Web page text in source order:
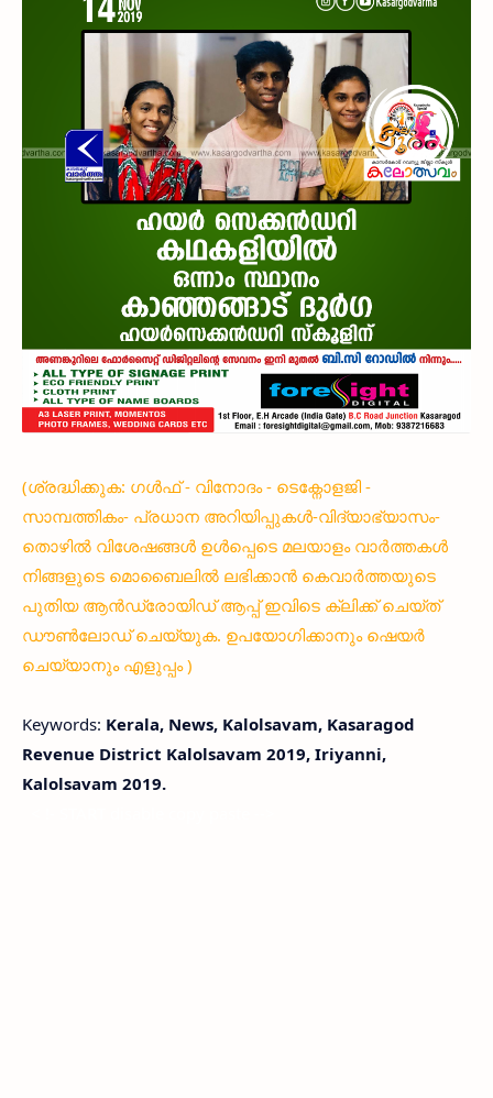
(ശ്രദ്ധിക്കുക: ഗൾഫ് - വിനോദം - ടെക്നോളജി -
സാമ്പത്തികം- പ്രധാന അറിയിപ്പുകൾ-വിദ്യാഭ്യാസം-
തൊഴിൽ വിശേഷങ്ങൾ ഉൾപ്പെടെ മലയാളം വാർത്തകൾ
നിങ്ങളുടെ മൊബൈലിൽ ലഭിക്കാൻ കെവാർത്തയുടെ
പുതിയ ആൻഡ്രോയിഡ് ആപ്പ് ഇവിടെ ക്ലിക്ക് ചെയ്ത്
ഡൗൺലോഡ് ചെയ്യുക. ഉപയോഗിക്കാനും ഷെയർ
ചെയ്യാനും എളുപ്പം )
Keywords: Kerala, News, Kalolsavam, Kasaragod
Revenue District Kalolsavam 2019, Iriyanni,
Kalolsavam 2019.